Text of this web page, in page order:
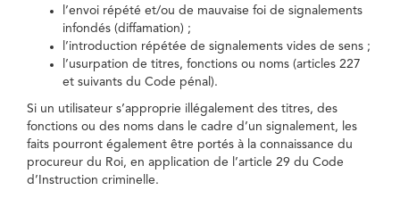
l’envoi répété et/ou de mauvaise foi de signalements
infondés (diffamation) ;
l’introduction répétée de signalements vides de sens ;
l’usurpation de titres, fonctions ou noms (articles 227
et suivants du Code pénal).
Si un utilisateur s’approprie illégalement des titres, des
fonctions ou des noms dans le cadre d’un signalement, les
faits pourront également être portés à la connaissance du
procureur du Roi, en application de l’article 29 du Code
d’Instruction criminelle.